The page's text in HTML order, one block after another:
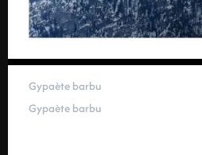
Gypaète barbu
Gypaète barbu